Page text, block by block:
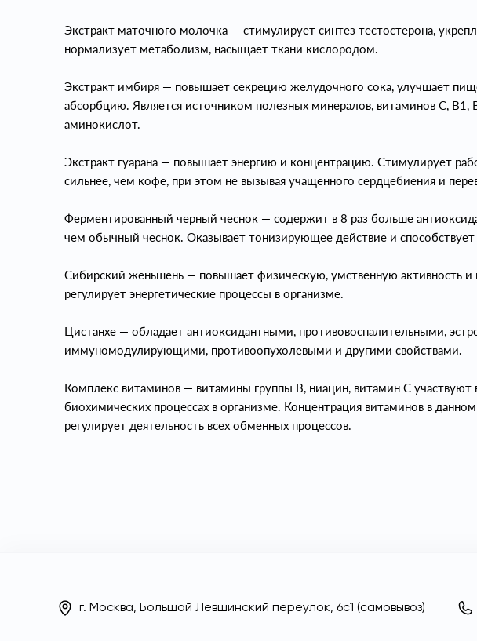
Экстракт маточного молочка — стимулирует синтез тестостерона,
нормализует метаболизм, насыщает ткани кислородом.
Экстракт имбиря — повышает секрецию желудочного сока, улучшает
абсорбцию. Является источником полезных минералов, витаминов C, B1,
аминокислот.
Экстракт гуарана — повышает энергию и концентрацию. Стимулирует
сильнее, чем кофе, при этом не вызывая учащенного сердцебиения и
Ферментированный черный чеснок — содержит в 8 раз больше
чем обычный чеснок. Оказывает тонизирующее действие и способствует
Сибирский женьшень — повышает физическую, умственную активность и
регулирует энергетические процессы в организме.
Цистанхе — обладает антиоксидантными, противовоспалительными,
иммуномодулирующими, противоопухолевыми и другими свойствами.
Комплекс витаминов — витамины группы В, ниацин, витамин С участвуют
биохимических процессах в организме. Концентрация витаминов в
регулирует деятельность всех обменных процессов.
г. Москва, Большой Левшинский переулок, 6с1 (самовывоз)